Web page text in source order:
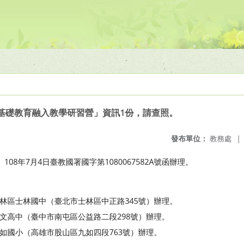
教育融入教學研習營」資訊1份，請查照。
發布單位： 教務處 |
108年7月4日臺教國署國字第1080067582A號函辦理。
區士林國中（臺北市士林區中正路345號）辦理。
高中 （臺中市南屯區公益路二段298號）辦理。
國小 （高雄市股山區九如四段763號）辦理。